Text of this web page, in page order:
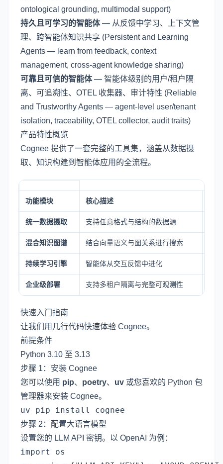
ontological grounding, multimodal support)
持久且可学习的智能体— 从反馈中学习、上下文管
理、跨智能体知识共享 (Persistent and Learning
Agents — learn from feedback, context
management, cross-agent knowledge sharing)
可靠且可信的智能体— 智能体级别的用户/租户隔
离、可追溯性、OTEL 收集器、审计特性 (Reliable
and Trustworthy Agents — agent-level user/tenant
isolation, traceability, OTEL collector, audit traits)
产品特性概览
Cognee 提供了一套完整的工具集，涵盖从数据摄
取、知识构建到智能体应用的全流程。
功能模块 核心描述
统一数据摄取 支持任意格式与结构的数据源
混合知识图谱 结合向量语义与图关系进行搜索
持续学习引擎 智能体从交互反馈中进化
企业级部署 支持多租户隔离与完整可观测性
快速入门指南
让我们用几行代码快速体验 Cognee。
前提条件
Python 3.10 至 3.13
步骤 1：安装 Cognee
您可以使用 pip、 poetry、 uv 或您喜欢的 Python 包
管理器来安装 Cognee。
步骤 2：配置大语言模型
设置您的 LLM API 密钥。以 OpenAI 为例：
import os